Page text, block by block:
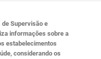
Supervisão e
informações sobre a
estabelecimentos
considerando os